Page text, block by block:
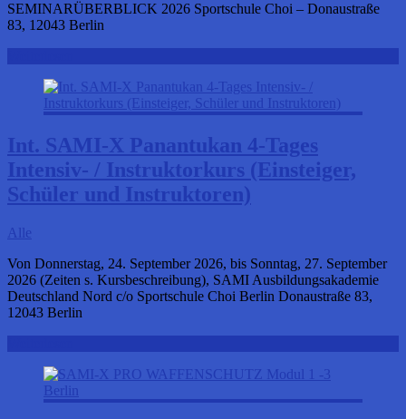
SEMINARÜBERBLICK 2026 Sportschule Choi – Donaustraße
83, 12043 Berlin
Int. SAMI-X Panantukan 4-Tages
Intensiv- / Instruktorkurs (Einsteiger,
Schüler und Instruktoren)
Alle
Von Donnerstag, 24. September 2026, bis Sonntag, 27. September
2026 (Zeiten s. Kursbeschreibung), SAMI Ausbildungsakademie
Deutschland Nord c/o Sportschule Choi Berlin Donaustraße 83,
12043 Berlin